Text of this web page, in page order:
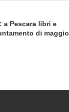
a Pescara libri e
di maggio